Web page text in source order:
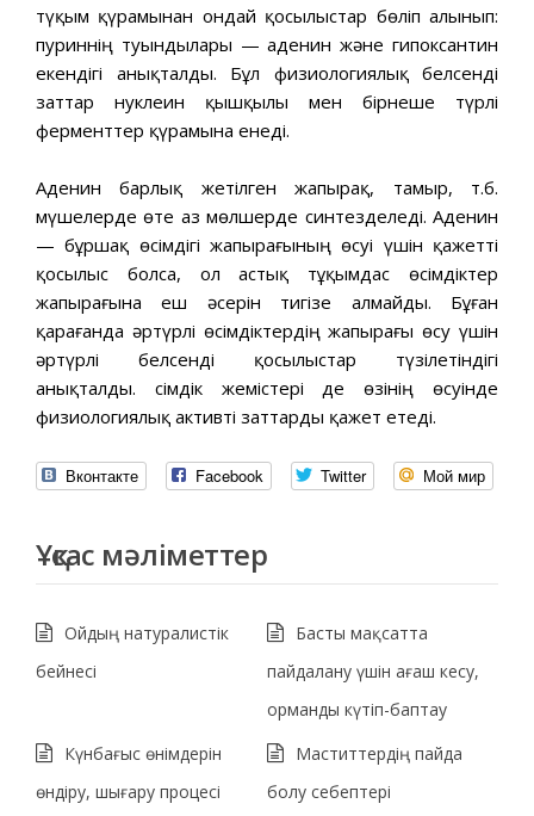
түқым қүрамынан ондай қосылыстар бөліп алынып:
пуриннің туындылары — аденин және гипоксантин
екендігі анықталды. Бұл физиологиялық белсенді
заттар нуклеин қышқылы мен бірнеше түрлі
ферменттер қүрамына енеді.
Аденин барлық жетілген жапырақ, тамыр, т.б.
мүшелерде өте аз мөлшерде синтезделеді. Аденин
— бұршақ өсімдігі жапырағының өсуі үшін қажетті
қосылыс болса, ол астық тұқымдас өсімдіктер
жапырағына еш әсерін тигізе алмайды. Бұған
қарағанда әртүрлі өсімдіктердің жапырағы өсу үшін
әртүрлі белсенді қосылыстар түзілетіндігі
анықталды. Өсімдік жемістері де өзінің өсуінде
физиологиялық активті заттарды қажет етеді.
Вконтакте Facebook Twitter Мой мир
Ұқсас мәліметтер
Ойдың натуралистік
бейнесі
Басты мақсатта
пайдалану үшін ағаш кесу,
орманды күтіп-баптау
Күнбағыс өнімдерін
өндіру, шығару процесі
Маститтердің пайда
болу себептері